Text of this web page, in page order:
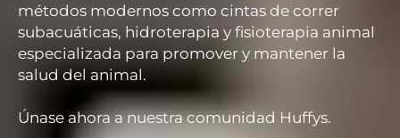
métodos modernos como cintas de correr
subacuáticas, hidroterapia y fisioterapia animal
especializada para promover y mantener la
salud del animal.
Únase ahora a nuestra comunidad Huffys.